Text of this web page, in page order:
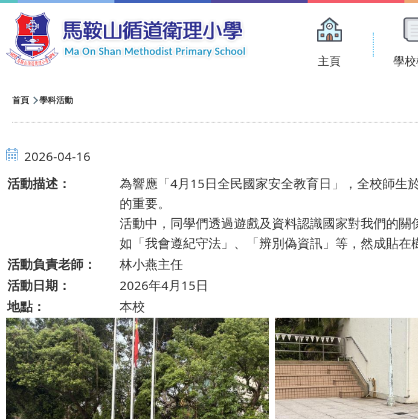
移至主內容
Main
navigation
主頁 學
導
航
連
結
首頁 學科活動
2026-04-16
活動描述：
為響應「4月15日全民國家安全教育日」，全校師生
的重要。
活動中，同學們透過遊戲及資料認識國家對我們的
如「我會遵紀守法」、「辨別偽資訊」等，然成貼在
活動負責老師：
林小燕主任
活動日期：
2026年4月15日
地點：
本校